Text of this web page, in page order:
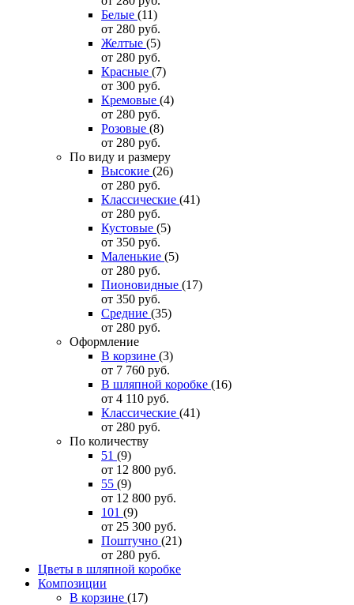
Белые (11)
от 280 руб.
Желтые (5)
от 280 руб.
Красные (7)
от 300 руб.
Кремовые (4)
от 280 руб.
Розовые (8)
от 280 руб.
По виду и размеру
Высокие (26)
от 280 руб.
Классические (41)
от 280 руб.
Кустовые (5)
от 350 руб.
Маленькие (5)
от 280 руб.
Пионовидные (17)
от 350 руб.
Средние (35)
от 280 руб.
Оформление
В корзине (3)
от 7 760 руб.
В шляпной коробке (16)
от 4 110 руб.
Классические (41)
от 280 руб.
По количеству
51 (9)
от 12 800 руб.
55 (9)
от 12 800 руб.
101 (9)
от 25 300 руб.
Поштучно (21)
от 280 руб.
Цветы в шляпной коробке
Композиции
В корзине (17)